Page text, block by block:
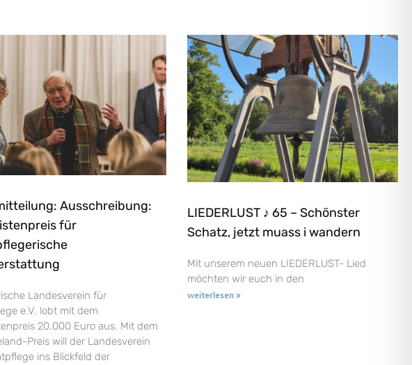
Ausschreibung:
für
Landesverein für
e.V. lobt mit dem
20.000 Euro aus. Mit dem
Preis will der Landesverein
ins Blickfeld der
LIEDERLUST ♪ 65 – Schönster
Schatz, jetzt muass i wandern
Mit unserem neuen LIEDERLUST- Lied
möchten wir euch in den
weiterlesen »